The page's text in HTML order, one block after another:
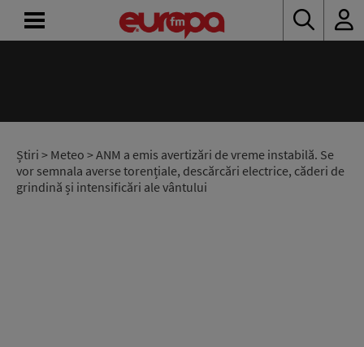
Știri > Meteo > ANM a emis avertizări de vreme instabilă. Se
vor semnala averse torențiale, descărcări electrice, căderi de
grindină și intensificări ale vântului
RADIO
CONCURSURI